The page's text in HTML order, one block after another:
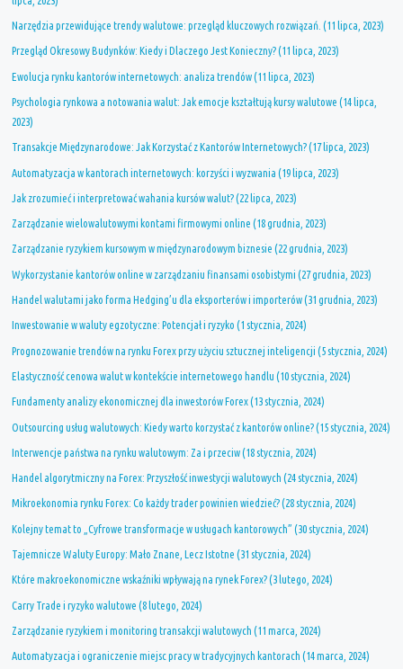
Narzędzia przewidujące trendy walutowe: przegląd kluczowych rozwiązań. (11 lipca, 2023)
Przegląd Okresowy Budynków: Kiedy i Dlaczego Jest Konieczny? (11 lipca, 2023)
Ewolucja rynku kantorów internetowych: analiza trendów (11 lipca, 2023)
Psychologia rynkowa a notowania walut: Jak emocje kształtują kursy walutowe (14 lipca,
2023)
Transakcje Międzynarodowe: Jak Korzystać z Kantorów Internetowych? (17 lipca, 2023)
Automatyzacja w kantorach internetowych: korzyści i wyzwania (19 lipca, 2023)
Jak zrozumieć i interpretować wahania kursów walut? (22 lipca, 2023)
Zarządzanie wielowalutowymi kontami firmowymi online (18 grudnia, 2023)
Zarządzanie ryzykiem kursowym w międzynarodowym biznesie (22 grudnia, 2023)
Wykorzystanie kantorów online w zarządzaniu finansami osobistymi (27 grudnia, 2023)
Handel walutami jako forma Hedging’u dla eksporterów i importerów (31 grudnia, 2023)
Inwestowanie w waluty egzotyczne: Potencjał i ryzyko (1 stycznia, 2024)
Prognozowanie trendów na rynku Forex przy użyciu sztucznej inteligencji (5 stycznia, 2024)
Elastyczność cenowa walut w kontekście internetowego handlu (10 stycznia, 2024)
Fundamenty analizy ekonomicznej dla inwestorów Forex (13 stycznia, 2024)
Outsourcing usług walutowych: Kiedy warto korzystać z kantorów online? (15 stycznia, 2024)
Interwencje państwa na rynku walutowym: Za i przeciw (18 stycznia, 2024)
Handel algorytmiczny na Forex: Przyszłość inwestycji walutowych (24 stycznia, 2024)
Mikroekonomia rynku Forex: Co każdy trader powinien wiedzieć? (28 stycznia, 2024)
Kolejny temat to „Cyfrowe transformacje w usługach kantorowych” (30 stycznia, 2024)
Tajemnicze Waluty Europy: Mało Znane, Lecz Istotne (31 stycznia, 2024)
Które makroekonomiczne wskaźniki wpływają na rynek Forex? (3 lutego, 2024)
Carry Trade i ryzyko walutowe (8 lutego, 2024)
Zarządzanie ryzykiem i monitoring transakcji walutowych (11 marca, 2024)
Automatyzacja i ograniczenie miejsc pracy w tradycyjnych kantorach (14 marca, 2024)